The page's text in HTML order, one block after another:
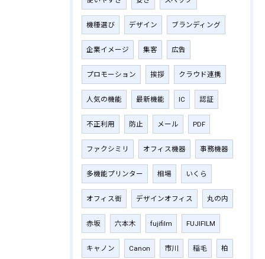
機種選び デザイン ブランディング
企業イメージ 集客 広告
プロモーション 挨拶 クラウド連携
人気の機能 最新機能 IC 認証
不正利用 防止 メール PDF
ファクシミリ オフィス機器 事務機器
多機能プリンター 相場 いくら
オフィス街 デザインオフィス 丸の内
赤坂 六本木 fujifilm ‎FUJIFILM
キャノン Canon 市川 稲毛 柏